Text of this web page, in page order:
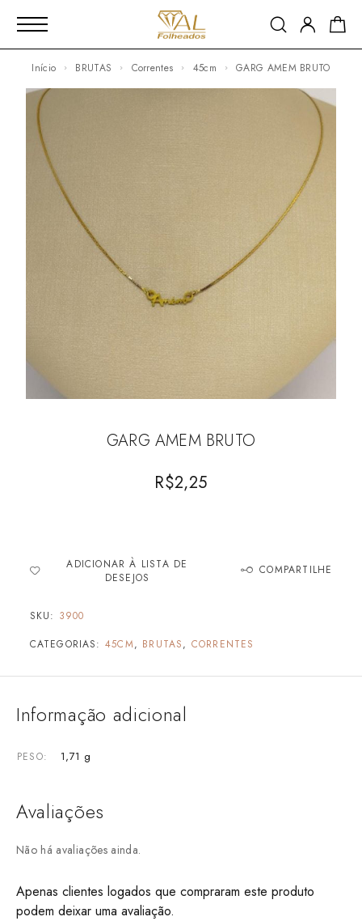
Início BRUTAS Correntes 45cm GARG AMEM BRUTO
GARG AMEM BRUTO
R$2,25
ADICIONAR À LISTA DE
DESEJOS
COMPARTILHE
SKU: 3900
CATEGORIAS: 45CM, BRUTAS, CORRENTES
Informação adicional
PESO 1,71 g
Avaliações
Não há avaliações ainda.
Apenas clientes logados que compraram este produto
podem deixar uma avaliação.